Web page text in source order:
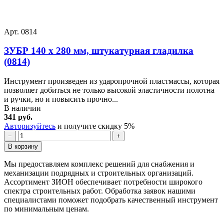
Арт. 0814
ЗУБР 140 х 280 мм, штукатурная гладилка
(0814)
Инструмент произведен из ударопрочной пластмассы, которая
позволяет добиться не только высокой эластичности полотна
и ручки, но и повысить прочно...
В наличии
341 руб.
Авторизуйтесь и получите скидку 5%
−
+
В корзину
Мы предоставляем комплекс решений для снабжения и
механизации подрядных и строительных организаций.
Ассортимент ЗИОН обеспечивает потребности широкого
спектра строительных работ. Обработка заявок нашими
специалистами поможет подобрать качественный инструмент
по минимальным ценам.